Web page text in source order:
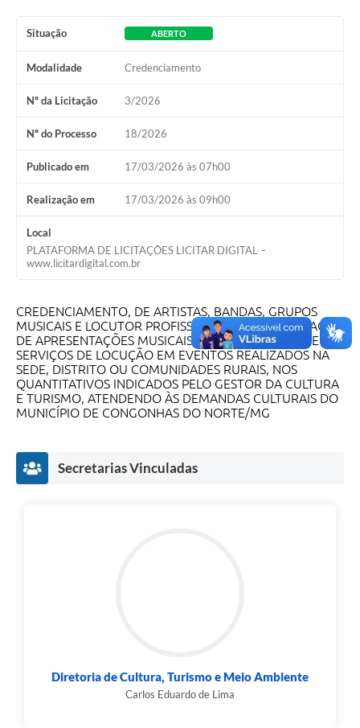
Situação ABERTO
Modalidade Credenciamento
Nº da Licitação 3/2026
Nº do Processo 18/2026
Publicado em 17/03/2026 às 07h00
Realização em 17/03/2026 às 09h00
Local
PLATAFORMA DE LICITAÇÕES LICITAR DIGITAL –
www.licitardigital.com.br
CREDENCIAMENTO, DE ARTISTAS, BANDAS, GRUPOS
MUSICAIS E LOCUTOR PROFISSIONAL, PARA REALIZAÇÃO
DE APRESENTAÇÕES MUSICAIS, ENTRETENIMENTO E
SERVIÇOS DE LOCUÇÃO EM EVENTOS REALIZADOS NA
SEDE, DISTRITO OU COMUNIDADES RURAIS, NOS
QUANTITATIVOS INDICADOS PELO GESTOR DA CULTURA
E TURISMO, ATENDENDO ÀS DEMANDAS CULTURAIS DO
MUNICÍPIO DE CONGONHAS DO NORTE/MG
Secretarias Vinculadas
Diretoria de Cultura, Turismo e Meio Ambiente
Carlos Eduardo de Lima